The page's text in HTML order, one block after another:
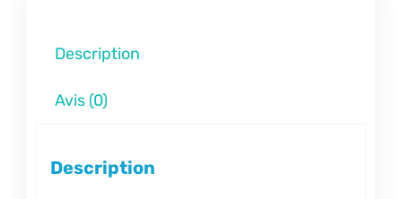
Description
Avis (0)
Description